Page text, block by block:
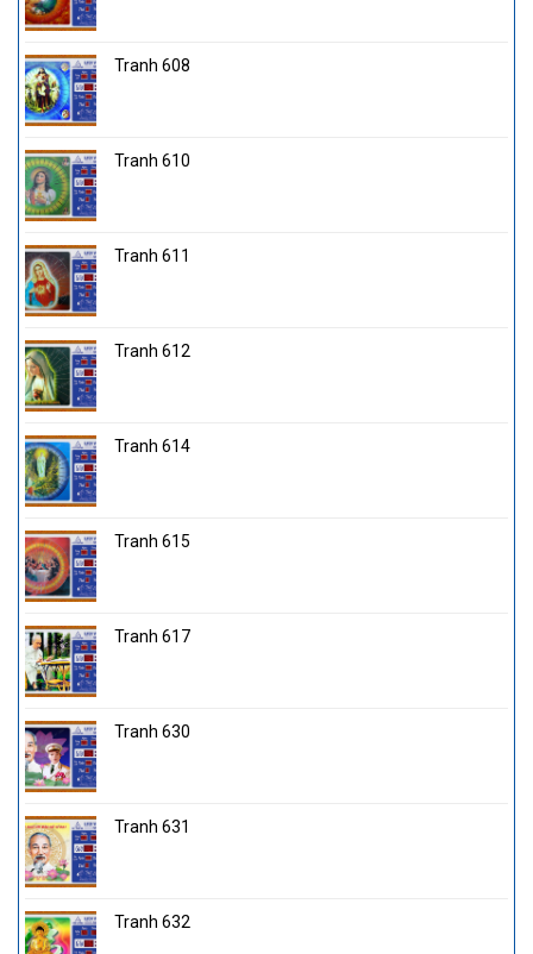
Tranh 608
Tranh 610
Tranh 611
Tranh 612
Tranh 614
Tranh 615
Tranh 617
Tranh 630
Tranh 631
Tranh 632